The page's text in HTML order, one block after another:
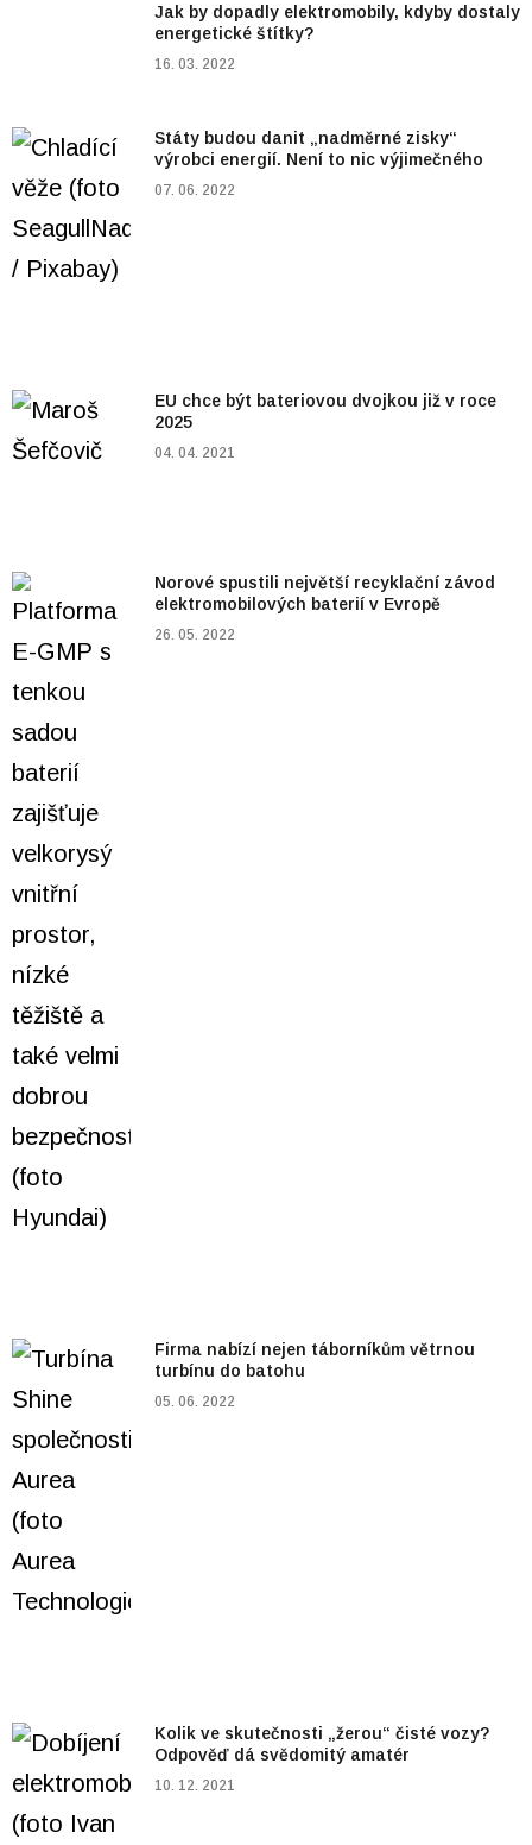
Jak by dopadly elektromobily, kdyby dostaly
energetické štítky?
16. 03. 2022
Státy budou danit „nadměrné zisky“
výrobci energií. Není to nic výjimečného
07. 06. 2022
EU chce být bateriovou dvojkou již v roce
2025
04. 04. 2021
Norové spustili největší recyklační závod
elektromobilových baterií v Evropě
26. 05. 2022
Firma nabízí nejen táborníkům větrnou
turbínu do batohu
05. 06. 2022
Kolik ve skutečnosti „žerou“ čisté vozy?
Odpověď dá svědomitý amatér
10. 12. 2021